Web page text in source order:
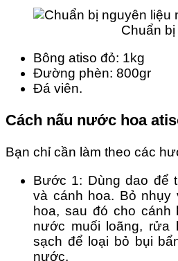
Chuẩn
Bông atiso đỏ: 1kg
Đường phèn: 800gr
Đá viên.
Cách nấu nước hoa
Bạn chỉ cần làm theo các
Bước 1: Dùng dao để
và cánh hoa. Bỏ nhụy
hoa, sau đó cho
nước muối loãng,
sạch để loại bỏ bụi
nước.